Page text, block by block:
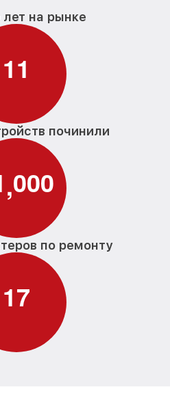
лет на рынке
11
починили
,000
по ремонту
17